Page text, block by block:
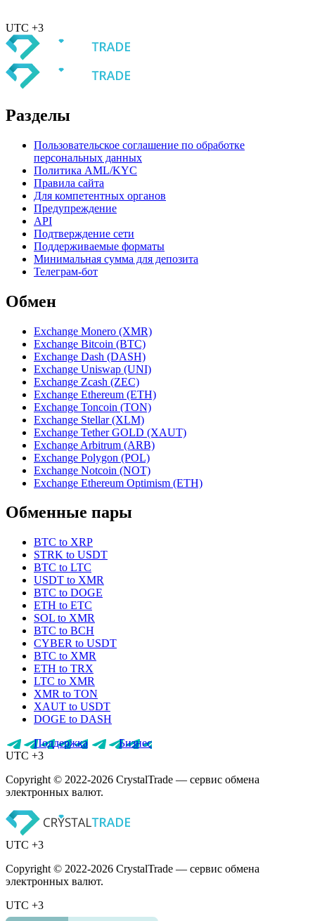
UTC +3
Разделы
Пользовательское соглашение по обработке
персональных данных
Политика AML/KYC
Правила сайта
Для компетентных органов
Предупреждение
API
Подтверждение сети
Поддерживаемые форматы
Минимальная сумма для депозита
Телеграм-бот
Обмен
Exchange Monero (XMR)
Exchange Bitcoin (BTC)
Exchange Dash (DASH)
Exchange Uniswap (UNI)
Exchange Zcash (ZEC)
Exchange Ethereum (ETH)
Exchange Toncoin (TON)
Exchange Stellar (XLM)
Exchange Tether GOLD (XAUT)
Exchange Arbitrum (ARB)
Exchange Polygon (POL)
Exchange Notcoin (NOT)
Exchange Ethereum Optimism (ETH)
Обменные пары
BTC to XRP
STRK to USDT
BTC to LTC
USDT to XMR
BTC to DOGE
ETH to ETC
SOL to XMR
BTC to BCH
CYBER to USDT
BTC to XMR
ETH to TRX
LTC to XMR
XMR to TON
XAUT to USDT
DOGE to DASH
Поддержка
Бизнес
UTC +3
Copyright © 2022-2026 CrystalTrade — сервис обмена
электронных валют.
UTC +3
Copyright © 2022-2026 CrystalTrade — сервис обмена
электронных валют.
UTC +3